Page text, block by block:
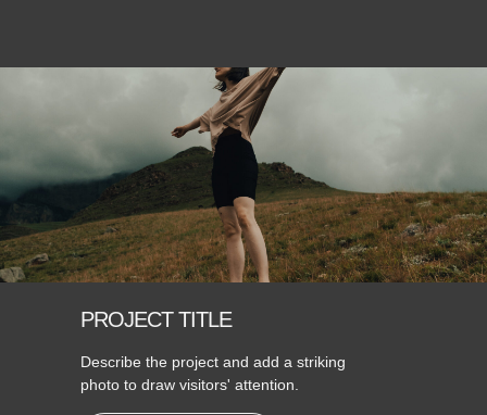
PROJECT TITLE
Describe the project and add a striking
photo to draw visitors' attention.